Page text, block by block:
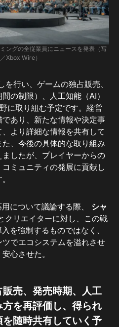
ングの全従業員にニュースを発表（写
Xbox Wire）
を行い、ゲームの独占販売、
の制限）、人工知能（AI）
に取り組む予定です。経営
あり、新たな情報や決定事
より詳細な情報を共有して
、今後の具体的な取り組み
したが、プレイヤーからの
ミュニティの発展に貢献し
について議論する際、 シャ
クリエイターに対し、この戦
を強制するものではなく、
でエコシステムを溢れさせ
心させた。
売、発売時期、人工
を再評価し、得られ
随時共有していく予